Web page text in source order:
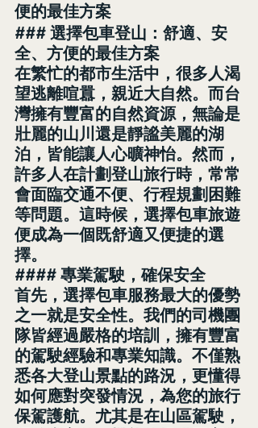
便的最佳方案
### 選擇包車登山：舒適、安
全、方便的最佳方案
在繁忙的都市生活中，很多人渴
望逃離喧囂，親近大自然。而台
灣擁有豐富的自然資源，無論是
壯麗的山川還是靜謐美麗的湖
泊，皆能讓人心曠神怡。然而，
許多人在計劃登山旅行時，常常
會面臨交通不便、行程規劃困難
等問題。這時候，選擇包車旅遊
便成為一個既舒適又便捷的選
擇。
#### 專業駕駛，確保安全
首先，選擇包車服務最大的優勢
之一就是安全性。我們的司機團
隊皆經過嚴格的培訓，擁有豐富
的駕駛經驗和專業知識。不僅熟
悉各大登山景點的路況，更懂得
如何應對突發情況，為您的旅行
保駕護航。尤其是在山區駕駛，